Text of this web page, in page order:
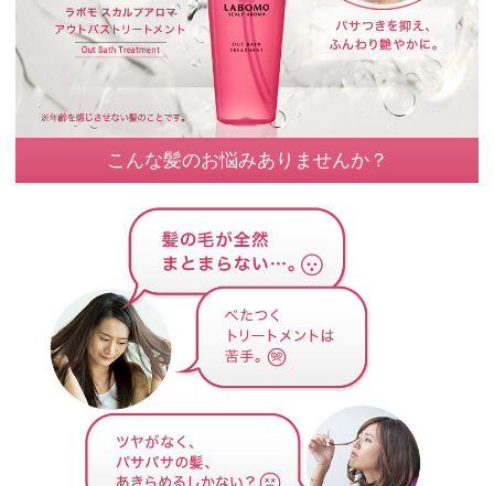
こんな髪のお悩みありませんか？